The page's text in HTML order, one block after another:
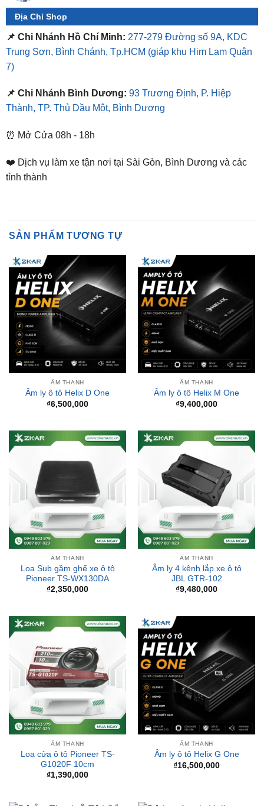
📌 Chi Nhánh Hồ Chí Minh: 277-279 Đường số 9A, KDC
Trung Sơn, Bình Chánh, Tp.HCM
7)
📌 Chi Nhánh Bình Dương:
⏰ Mở Cửa 08h - 18h
❤️ Dịch vụ làm xe tận nơi tại Sài Gòn, Bình Dương và các
Âm ly ô tô Helix D One
₫6,500,000
ÂM THANH
Âm ly ô tô Helix M One
₫9,400,000
ÂM THANH
Loa Sub gầm ghế xe ô tô
Pioneer TS-WX130DA
2,350,000
ÂM THANH
Âm ly 4 kênh lắp xe ô tô
JBL GTR-102
9,480,000
ÂM THANH
Loa cửa ô tô Pioneer TS-
G1020F 10cm
1,390,000
ÂM THANH
Âm ly ô tô Helix G One
₫16,500,000